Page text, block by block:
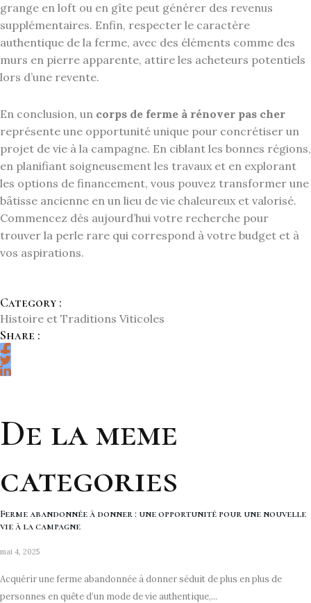
grange en loft ou en gîte peut générer des revenus
supplémentaires. Enfin, respecter le caractère
authentique de la ferme, avec des éléments comme des
murs en pierre apparente, attire les acheteurs potentiels
lors d’une revente.
En conclusion, un corps de ferme à rénover pas cher
représente une opportunité unique pour concrétiser un
projet de vie à la campagne. En ciblant les bonnes régions,
en planifiant soigneusement les travaux et en explorant
les options de financement, vous pouvez transformer une
bâtisse ancienne en un lieu de vie chaleureux et valorisé.
Commencez dès aujourd’hui votre recherche pour
trouver la perle rare qui correspond à votre budget et à
vos aspirations.
Category :
Histoire et Traditions Viticoles
Share :
De la meme
categories
Ferme abandonnée à donner : une opportunité pour une nouvelle
vie à la campagne
mai 4, 2025
Acquérir une ferme abandonnée à donner séduit de plus en plus de
personnes en quête d’un mode de vie authentique,...